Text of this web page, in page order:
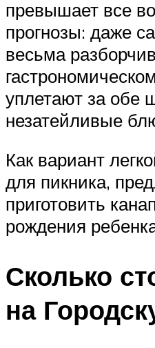
превышает все
прогнозы: даже
весьма
уплетают за обе
незатейливые
Как вариант
для пикника,
приготовить
рождения
Сколько
на